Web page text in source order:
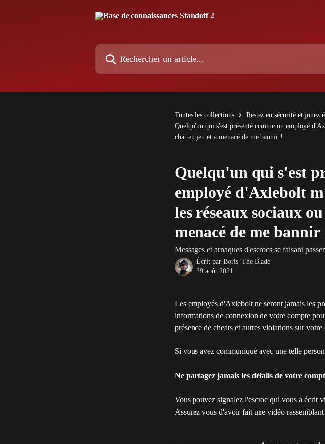
Rechercher un article...
Toutes les collections
Restez en sécurité et jouez
Quelqu'un qui s'est présenté comme un employé
chat en jeu et a menacé de me bannir !
Quelqu'un qui s'est
employé d'Axlebolt
les réseaux sociaux
menacé de me bannir
Messages et arnaques d'escrocs se faisant
Écrit par Boris 'The Blade'
29 août 2021
Les employés d'Axlebolt ne seront jamais les
informations de connexion de votre compte
présence de cheats et autres violations sur votre
Si vous avez communiqué avec une telle
Ne partagez jamais les détails de votre
Vous pouvez signalez l'escroc qui vous a écrit
Assurez vous d'avoir fait une vidéo